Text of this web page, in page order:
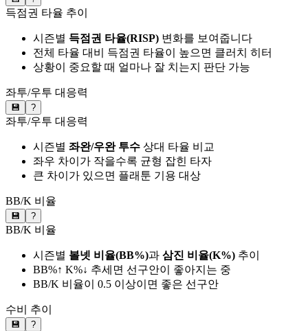
득점권 타율 추이
시즌별 득점권 타율(RISP) 변화를 보여줍니다
전체 타율 대비 득점권 타율이 높으면 클러치 히터
상황이 중요할 때 얼마나 잘 치는지 판단 가능
좌투/우투 대응력
💾 ?
좌투/우투 대응력
시즌별 좌완/우완 투수 상대 타율 비교
좌우 차이가 작을수록 균형 잡힌 타자
큰 차이가 있으면 플래툰 기용 대상
BB/K 비율
💾 ?
BB/K 비율
시즌별 볼넷 비율(BB%)과 삼진 비율(K%) 추이
BB%↑ K%↓ 추세면 선구안이 좋아지는 중
BB/K 비율이 0.5 이상이면 좋은 선구안
수비 추이
💾 ?